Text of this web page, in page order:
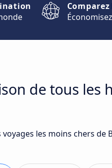
de tous les
les moins chers